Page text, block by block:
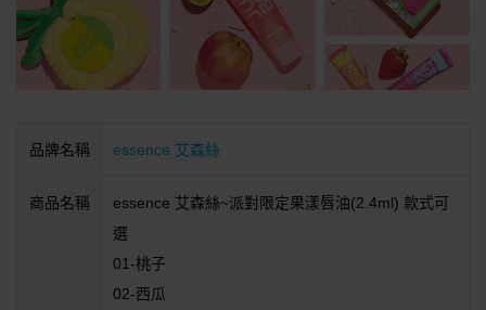
品牌名稱 essence 艾森絲
商品名稱
essence 艾森絲~派對限定果漾唇油(2.4ml) 款式可
選
01-桃子
02-西瓜